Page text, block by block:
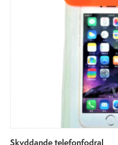
Skyddande telefonfodral